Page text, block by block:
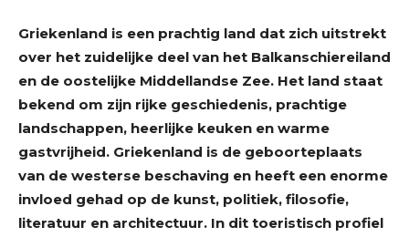
Griekenland is een prachtig land dat zich uitstrekt
over het zuidelijke deel van het Balkanschiereiland
en de oostelijke Middellandse Zee. Het land staat
bekend om zijn rijke geschiedenis, prachtige
landschappen, heerlijke keuken en warme
gastvrijheid. Griekenland is de geboorteplaats
van de westerse beschaving en heeft een enorme
invloed gehad op de kunst, politiek, filosofie,
literatuur en architectuur. In dit toeristisch profiel